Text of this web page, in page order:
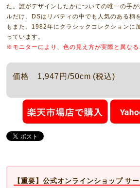
た。誰がデザインしたかについての唯一の手
ルだけ。DSはリバティの中でも人気のある柄
もまた、1982年にクラシックコレクションに
っています。
※モニターにより、色の見え方が実際と異なる
価格 1,947円/50cm (税込)
【重要】公式オンラインショップ サ